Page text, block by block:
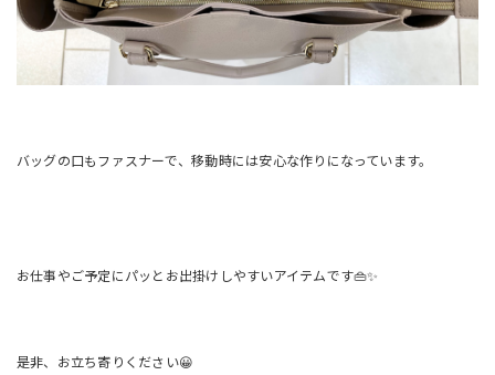
バッグの口もファスナーで、移動時には安心な作りになっています。
お仕事やご予定にパッとお出掛けしやすいアイテムです👜✨
是非、お立ち寄りください😀